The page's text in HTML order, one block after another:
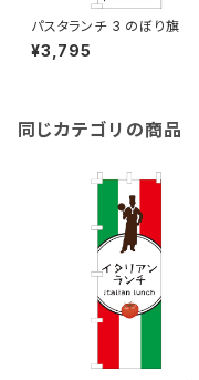
パスタランチ 3 のぼり旗
¥3,795
同じカテゴリの商品